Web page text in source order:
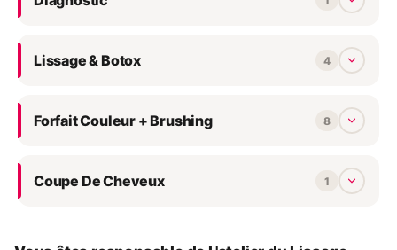
Lissage & Botox 4
Forfait Couleur + Brushing 8
Coupe De Cheveux 1